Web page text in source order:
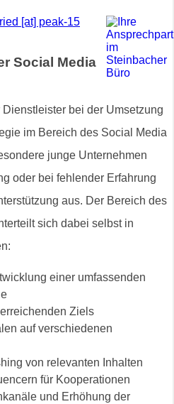
[at] peak-15
Social Media
bei der Umsetzung
im Bereich des Social Media
junge Unternehmen
oder bei fehlender Erfahrung
aus. Der Bereich des
sich dabei selbst in
einer umfassenden
Ziels
auf verschiedenen
von relevanten Inhalten
für Kooperationen
und Erhöhung der